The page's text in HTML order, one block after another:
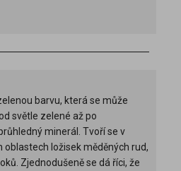
barvu, která se může
světle zelené až po
minerál. Tvoří se v
oblastech ložisek měděných rud,
Zjednodušeně se dá říci, že